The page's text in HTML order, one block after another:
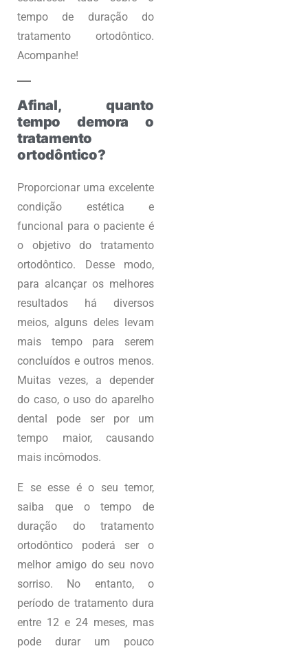
tempo de duração do
tratamento ortodôntico.
Acompanhe!
Afinal, quanto
tempo demora o
tratamento
ortodôntico?
Proporcionar uma excelente
condição estética e
funcional para o paciente é
o objetivo do tratamento
ortodôntico. Desse modo,
para alcançar os melhores
resultados há diversos
meios, alguns deles levam
mais tempo para serem
concluídos e outros menos.
Muitas vezes, a depender
do caso, o uso do aparelho
dental pode ser por um
tempo maior, causando
mais incômodos.
E se esse é o seu temor,
saiba que o tempo de
duração do tratamento
ortodôntico poderá ser o
melhor amigo do seu novo
sorriso. No entanto, o
período de tratamento dura
entre 12 e 24 meses, mas
pode durar um pouco